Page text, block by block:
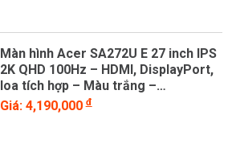
Màn hình Acer SA272U E 27 inch IPS
2K QHD 100Hz – HDMI, DisplayPort,
loa tích hợp – Màu trắng –
UM.HS2SV.E03
Giá: 4,190,000đ